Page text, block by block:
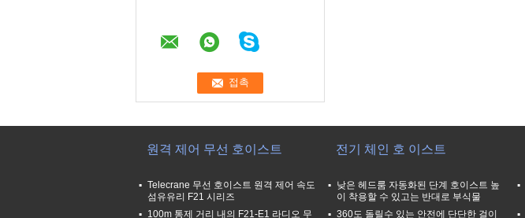
원격 제어 무선 호이스트
Telecrane 무선 호이스트 원격 제어 속도
섬유유리 F21 시리즈
100m 통제 거리 내의 F21-E1 라디오 무
전기 체인 호 이스트
낮은 헤드룸 자동화된 단계 호이스트 높
이 착용할 수 있고는 반대로 부식물
360도 돌릴수 있는 안전에 단단한 걸이